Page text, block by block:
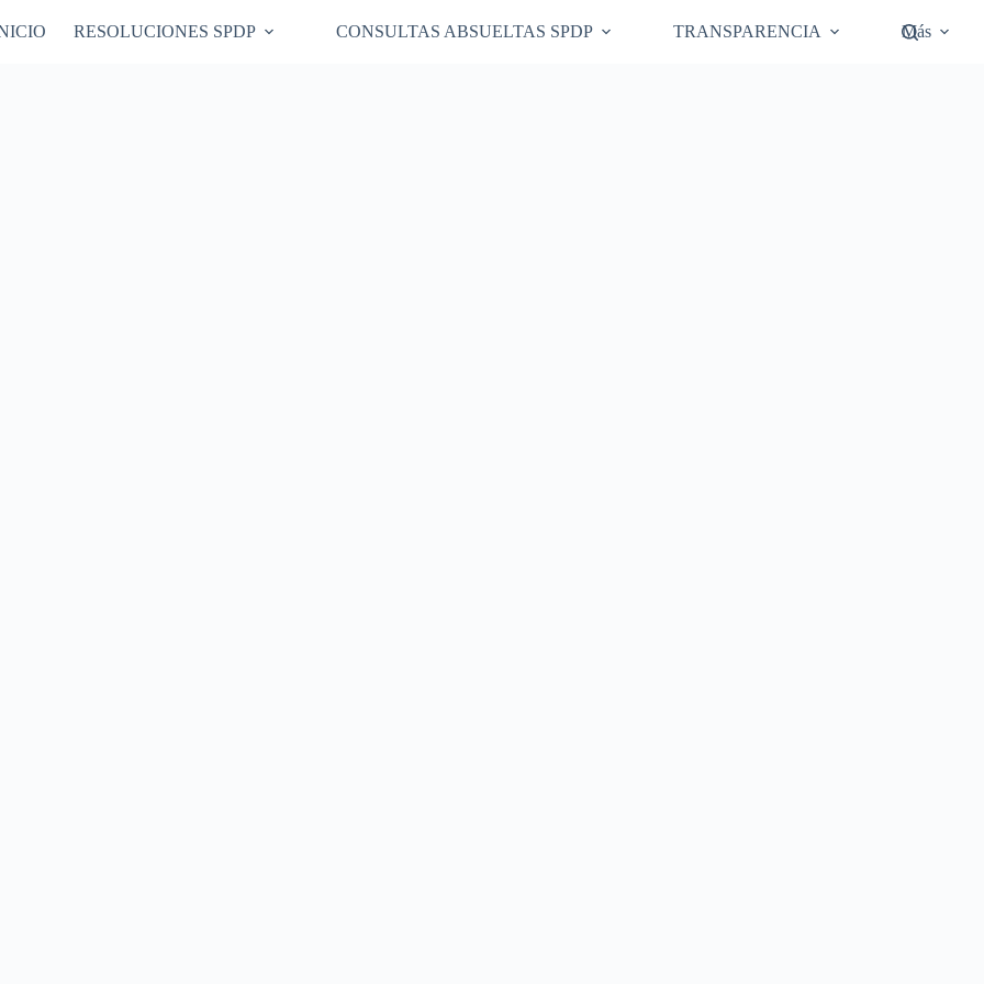
RESOLUCIONES SPDP CONSULTAS ABSUELTAS SPDP TRANSPARENCIA Más